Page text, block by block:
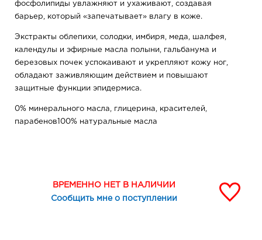
фосфолипиды увлажняют и ухаживают, создавая
барьер, который «запечатывает» влагу в коже.
Экстракты облепихи, солодки, имбиря, меда, шалфея,
календулы и эфирные масла полыни, гальбанума и
березовых почек успокаивают и укрепляют кожу ног,
обладают заживляющим действием и повышают
защитные функции эпидермиса.
0% минерального масла, глицерина, красителей,
парабенов100% натуральные масла
ВРЕМЕННО НЕТ В НАЛИЧИИ
Сообщить мне о поступлении